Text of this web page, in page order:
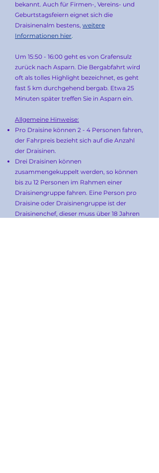
bekannt. Auch für Firmen-, Vereins- und
Geburtstagsfeiern eignet sich die
Draisinenalm bestens, weitere
Informationen hier.
Um 15:50 - 16:00 geht es von Grafensulz
zurück nach Asparn. Die Bergabfahrt wird
oft als tolles Highlight bezeichnet, es geht
fast 5 km durchgehend bergab. Etwa 25
Minuten später treffen Sie in Asparn ein.
Allgemeine Hinweise:
Pro Draisine können 2 - 4 Personen fahren,
der Fahrpreis bezieht sich auf die Anzahl
der Draisinen.
Drei Draisinen können
zusammengekuppelt werden, so können
bis zu 12 Personen im Rahmen einer
Draisinengruppe fahren. Eine Person pro
Draisine oder Draisinengruppe ist der
Draisinenchef, dieser muss über 18 Jahren